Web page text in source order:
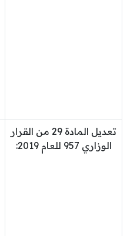
تعديل المادة 29 من القرار
الوزاري 957 للعام 2019: